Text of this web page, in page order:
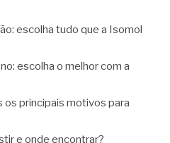
escolha tudo que a Isomol
escolha o melhor com a
os principais motivos para
e onde encontrar?